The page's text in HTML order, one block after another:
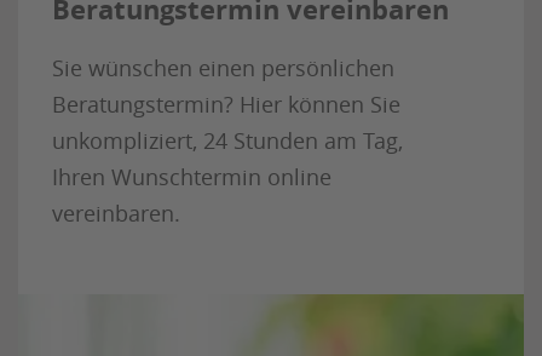
Beratungstermin vereinbaren
Sie wünschen einen persönlichen
Beratungstermin? Hier können Sie
unkompliziert, 24 Stunden am Tag,
Ihren Wunschtermin online
vereinbaren.